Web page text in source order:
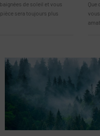
de soleil et vous
sera toujours plus
Que